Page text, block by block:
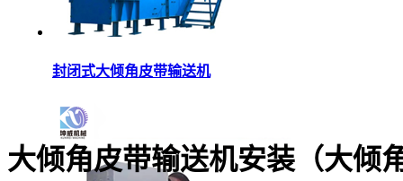
封闭式大倾角皮带输送机
大倾角皮带输送机安装（大倾